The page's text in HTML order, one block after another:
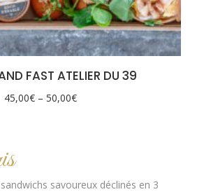
FAST ATELIER DU 39
45,00€– 50,00€
savoureux déclinés en 3